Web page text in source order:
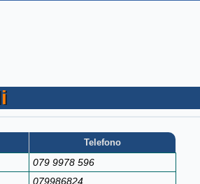
Telefono
079 9978 596
079986824